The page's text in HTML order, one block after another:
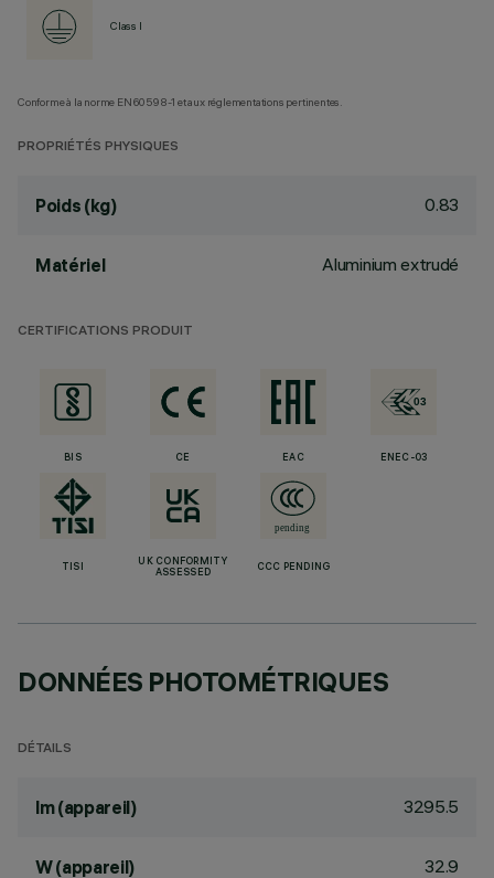
Class I
Conforme à la norme EN60598-1 et aux réglementations pertinentes.
PROPRIÉTÉS PHYSIQUES
Poids (kg) 0.83
Matériel Aluminium extrudé
CERTIFICATIONS PRODUIT
BIS CE EAC ENEC-03
TISI
UK CONFORMITY
ASSESSED
CCC PENDING
DONNÉES PHOTOMÉTRIQUES
DÉTAILS
lm (appareil) 3295.5
W (appareil) 32.9